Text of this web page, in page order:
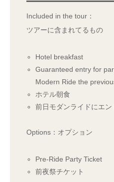
Included in the tour：
ツアーに含まれてるもの
Hotel breakfast
Guaranteed entry for
Modern Ride the
ホテル朝食
前日モダンライドにエ
Options：オプション
Pre-Ride Party Ticket
前夜祭チケット